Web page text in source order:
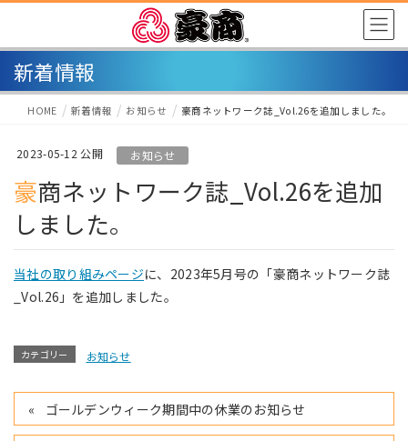
新着情報
HOME 新着情報 お知らせ 豪商ネットワーク誌_Vol.26を追加しました。
2023-05-12 お知らせ
豪商ネットワーク誌_Vol.26を追加
しました。
当社の取り組みページに、2023年5月号の「豪商ネットワーク誌
_Vol.26」を追加しました。
カテゴリー お知らせ
ゴールデンウィーク期間中の休業のお知らせ